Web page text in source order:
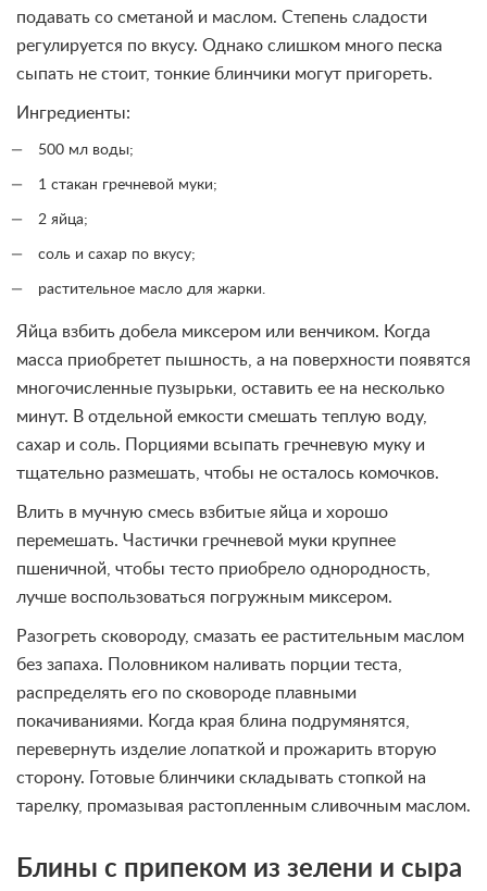
подавать со сметаной и маслом. Степень сладости
регулируется по вкусу. Однако слишком много песка
сыпать не стоит, тонкие блинчики могут пригореть.
Ингредиенты:
500 мл воды;
1 стакан гречневой муки;
2 яйца;
соль и сахар по вкусу;
растительное масло для жарки.
Яйца взбить добела миксером или венчиком. Когда
масса приобретет пышность, а на поверхности появятся
многочисленные пузырьки, оставить ее на несколько
минут. В отдельной емкости смешать теплую воду,
сахар и соль. Порциями всыпать гречневую муку и
тщательно размешать, чтобы не осталось комочков.
Влить в мучную смесь взбитые яйца и хорошо
перемешать. Частички гречневой муки крупнее
пшеничной, чтобы тесто приобрело однородность,
лучше воспользоваться погружным миксером.
Разогреть сковороду, смазать ее растительным маслом
без запаха. Половником наливать порции теста,
распределять его по сковороде плавными
покачиваниями. Когда края блина подрумянятся,
перевернуть изделие лопаткой и прожарить вторую
сторону. Готовые блинчики складывать стопкой на
тарелку, промазывая растопленным сливочным маслом.
Блины с припеком из зелени и сыра